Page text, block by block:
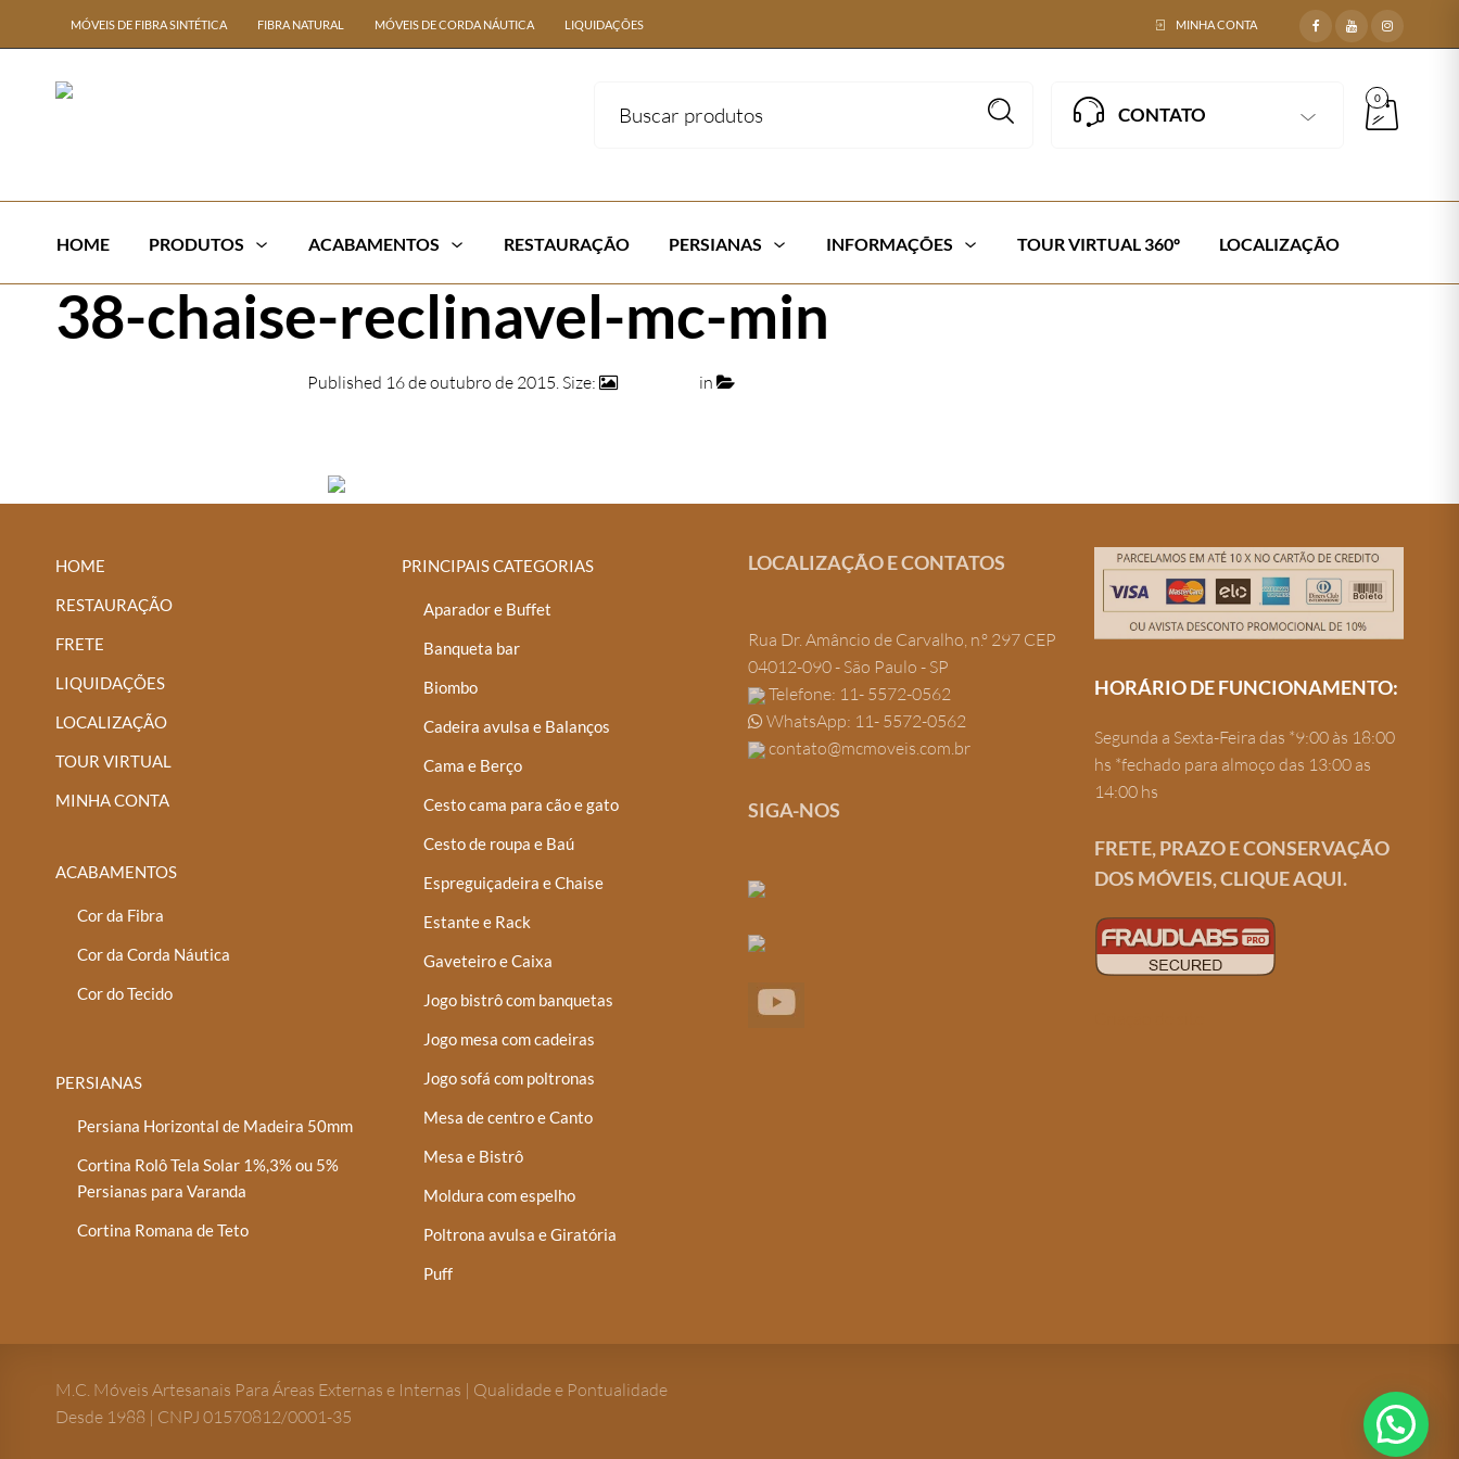
MÓVEIS DE FIBRA SINTÉTICA FIBRA NATURAL MÓVEIS DE CORDA NÁUTICA LIQUIDAÇÕES MINHA CONTA
CONTATO
0
HOME PRODUTOS ACABAMENTOS RESTAURAÇÃO PERSIANAS INFORMAÇÕES TOUR VIRTUAL 360º LOCALIZAÇÃO
38-chaise-reclinavel-mc-min
Published 16 de outubro de 2015 . Size: in
HOME
RESTAURAÇÃO
FRETE
LIQUIDAÇÕES
LOCALIZAÇÃO
TOUR VIRTUAL
MINHA CONTA
ACABAMENTOS
Cor da Fibra
Cor da Corda Náutica
Cor do Tecido
PERSIANAS
Persiana Horizontal de Madeira 50mm
Cortina Rolô Tela Solar 1%,3% ou 5%
Persianas para Varanda
Cortina Romana de Teto
PRINCIPAIS CATEGORIAS
Aparador e Buffet
Banqueta bar
Biombo
Cadeira avulsa e Balanços
Cama e Berço
Cesto cama para cão e gato
Cesto de roupa e Baú
Espreguiçadeira e Chaise
Estante e Rack
Gaveteiro e Caixa
Jogo bistrô com banquetas
Jogo mesa com cadeiras
Jogo sofá com poltronas
Mesa de centro e Canto
Mesa e Bistrô
Moldura com espelho
Poltrona avulsa e Giratória
Puff
LOCALIZAÇÃO E CONTATOS
Rua Dr. Amâncio de Carvalho, n.º 297 CEP
04012-090 - São Paulo - SP
Telefone: 11- 5572-0562
WhatsApp: 11- 5572-0562
contato@mcmoveis.com.br
SIGA-NOS
HORÁRIO DE FUNCIONAMENTO:
Segunda a Sexta-Feira das *9:00 às 18:00
hs *fechado para almoço das 13:00 as
14:00 hs
FRETE, PRAZO E CONSERVAÇÃO
DOS MÓVEIS, CLIQUE AQUI.
M.C. Móveis Artesanais Para Áreas Externas e Internas | Qualidade e Pontualidade
Desde 1988 | CNPJ 01570812/0001-35